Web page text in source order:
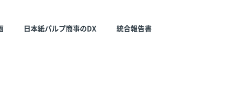
日本紙パルプ商事のDX
統合報告書